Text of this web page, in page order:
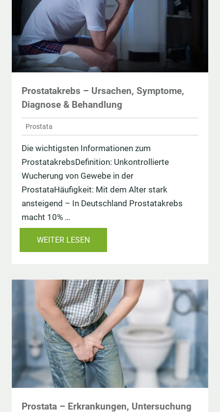
Prostatakrebs – Ursachen, Symptome,
Diagnose & Behandlung
Prostata
Die wichtigsten Informationen zum
ProstatakrebsDefinition: Unkontrollierte
Wucherung von Gewebe in der
ProstataHäufigkeit: Mit dem Alter stark
ansteigend – In Deutschland Prostatakrebs
macht 10% …
WEITER LESEN
Prostata – Erkrankungen, Untersuchung